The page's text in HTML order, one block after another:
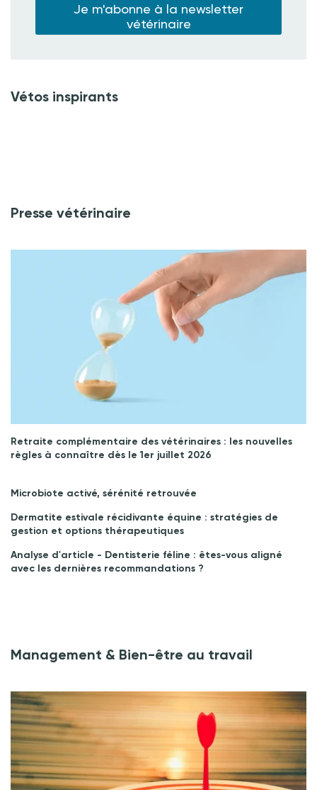
Je m'abonne à la newsletter
vétérinaire
Vétos inspirants
Presse vétérinaire
Retraite complémentaire des vétérinaires : les nouvelles
règles à connaître dès le 1er juillet 2026
Microbiote activé, sérénité retrouvée
Dermatite estivale récidivante équine : stratégies de
gestion et options thérapeutiques
Analyse d'article - Dentisterie féline : êtes-vous aligné
avec les dernières recommandations ?
Management & Bien-être au travail